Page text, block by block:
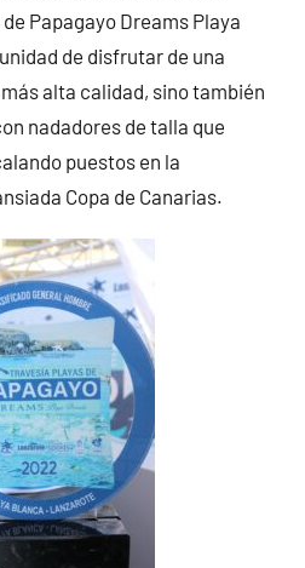
Papagayo Dreams Playa
de disfrutar de una
alta calidad, sino también
nadadores de talla que
puestos en la
Copa de Canarias.